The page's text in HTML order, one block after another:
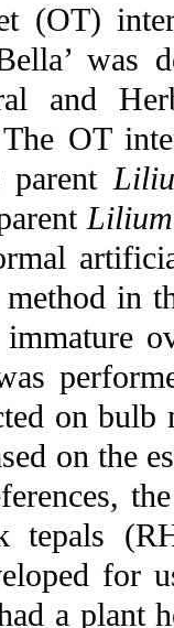
(OT)
was
and
OT
parent
Lilium
in
on
on the
tepals
for
a plant